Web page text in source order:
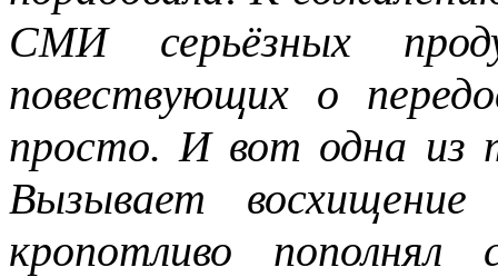
СМИ серьёзных
повествующих о
просто. И вот одна из
Вызывает
кропотливо пополнял